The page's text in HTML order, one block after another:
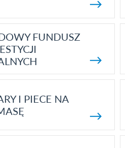
FUNDUSZ
I PIECE NA